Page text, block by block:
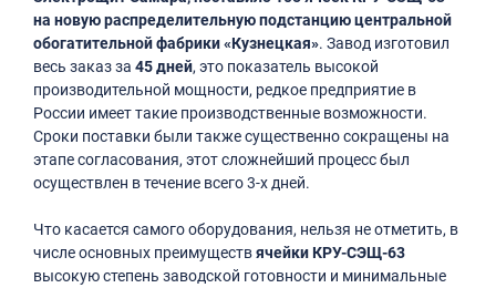
на новую распределительную подстанцию центральной
обогатительной фабрики «Кузнецкая». Завод изготовил
весь заказ за 45 дней, это показатель высокой
производительной мощности, редкое предприятие в
России имеет такие производственные возможности.
Сроки поставки были также существенно сокращены на
этапе согласования, этот сложнейший процесс был
осуществлен в течение всего 3-х дней.
Что касается самого оборудования, нельзя не отметить, в
числе основных преимуществячейки КРУ-СЭЩ-63
высокую степень заводской готовности и минимальные